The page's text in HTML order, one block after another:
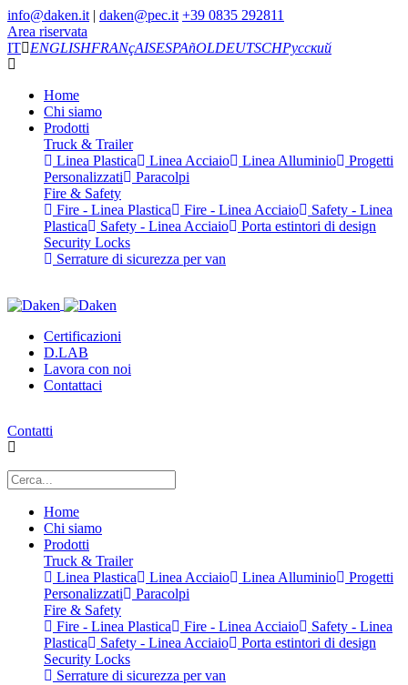
info@daken.it | daken@pec.it +39 0835 292811
Area riservata
IT
ENGLISHFRANçAISESPAñOLDEUTSCHРусский
Home
Chi siamo
Prodotti
Truck & Trailer
Linea Plastica
Linea Acciaio Linea Alluminio
Progetti
Personalizzati
Paracolpi
Fire & Safety
Fire - Linea Plastica
Fire - Linea Acciaio
Safety - Linea
Plastica
Safety - Linea Acciaio
Porta estintori di design
Security Locks
Serrature di sicurezza per van
Certificazioni
D.LAB
Lavora con noi
Contattaci
Contatti
Home
Chi siamo
Prodotti
Truck & Trailer
Linea Plastica
Linea Acciaio Linea Alluminio
Progetti
Personalizzati
Paracolpi
Fire & Safety
Fire - Linea Plastica
Fire - Linea Acciaio
Safety - Linea
Plastica
Safety - Linea Acciaio
Porta estintori di design
Security Locks
Serrature di sicurezza per van